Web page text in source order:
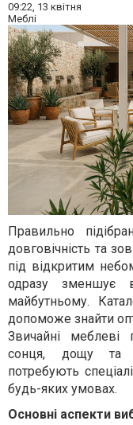
09:22, 13 квітня
Меблі
Правильно
довговічність та
під відкритим
одразу зменшує
майбутньому.
допоможе знайти
Звичайні
сонця, дощу та
потребують
будь-яких умовах.
Основні аспекти